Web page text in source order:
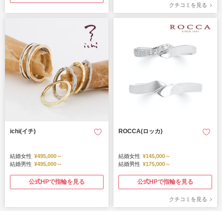
クチコミを見る
ichi(イチ)
結婚女性 ¥495,000～
結婚男性 ¥495,000～
公式HPで指輪を見る
ROCCA(ロッカ)
結婚女性 ¥145,000～
結婚男性 ¥175,000～
公式HPで指輪を見る
クチコミを見る